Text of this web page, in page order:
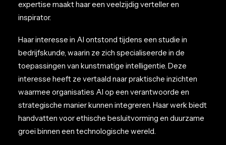
expertise maakt haar een veelzijdig verteller en
inspirator.
Haar interesse in AI ontstond tijdens een studie in
bedrijfskunde, waarin ze zich specialiseerde in de
toepassingen van kunstmatige intelligentie. Deze
interesse heeft ze vertaald naar praktische inzichten
waarmee organisaties AI op een verantwoorde en
strategische manier kunnen integreren. Haar werk biedt
handvatten voor ethische besluitvorming en duurzame
groei binnen een technologische wereld.